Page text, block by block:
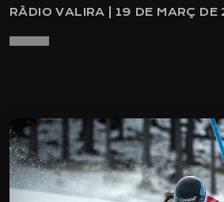
RÀDIO VALIRA | 19 DE MARÇ